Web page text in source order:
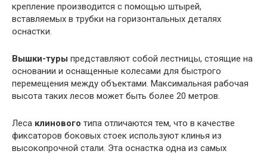
крепление производится с помощью штырей,
вставляемых в трубки на горизонтальных деталях
оснастки.
Вышки-туры представляют собой лестницы, стоящие на
основании и оснащенные колесами для быстрого
перемещения между объектами. Максимальная рабочая
высота таких лесов может быть более 20 метров.
Леса клинового типа отличаются тем, что в качестве
фиксаторов боковых стоек используют клинья из
высокопрочной стали. Эта оснастка одна из самых